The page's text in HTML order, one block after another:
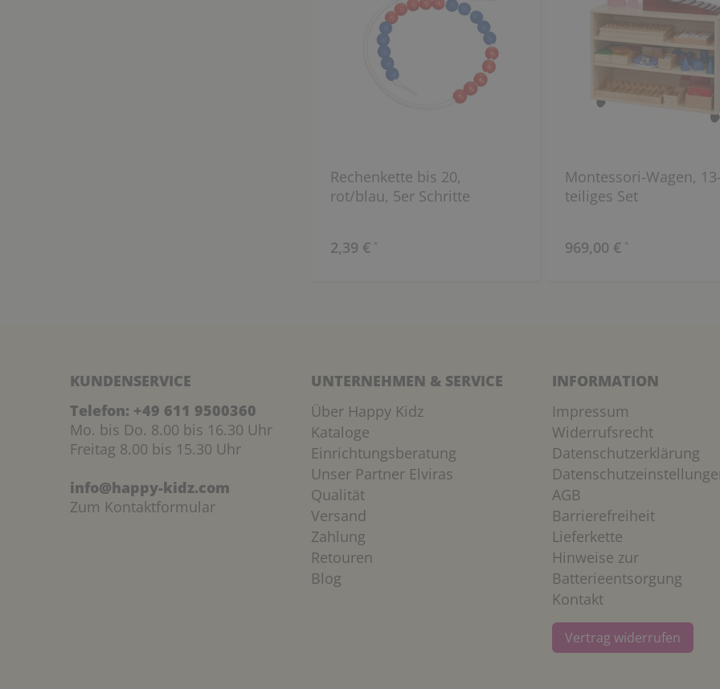
Rechenkette bis 20,
rot/blau, 5er Schritte
2,39 € *
Montessori-Wagen,
teiliges Set
969,00 € *
KUNDENSERVICE
Telefon: +49 611 9500360
Mo. bis Do. 8.00 bis 16.30 Uhr
Freitag 8.00 bis 15.30 Uhr
info@happy-kidz.com
Zum Kontaktformular
UNTERNEHMEN & SERVICE
Über Happy Kidz
Kataloge
Einrichtungsberatung
Unser Partner Elviras
Qualität
Versand
Zahlung
Retouren
Blog
INFORMATION
Impressum
Widerrufsrecht
Datenschutzerklärung
AGB
Barrierefreiheit
Lieferkette
Hinweise zur
Batterieentsorgung
Kontakt
Vertrag widerrufen